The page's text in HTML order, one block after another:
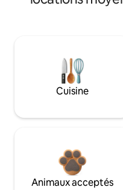
Cuisine
Animaux acceptés